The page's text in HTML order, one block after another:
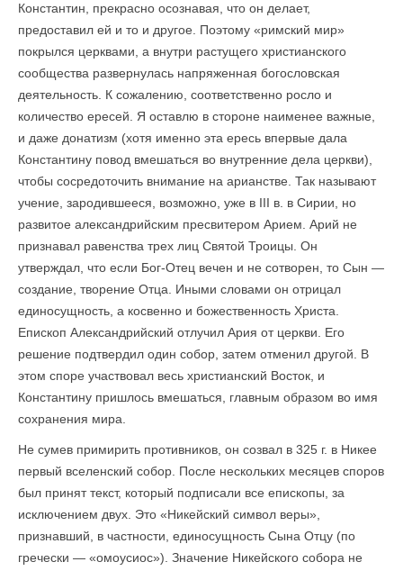
Константин, прекрасно осознавая, что он делает,
предоставил ей и то и другое. Поэтому «римский мир»
покрылся церквами, а внутри растущего христианского
сообщества развернулась напряженная богословская
деятельность. К сожалению, соответственно росло и
количество ересей. Я оставлю в стороне наименее важные,
и даже донатизм (хотя именно эта ересь впервые дала
Константину повод вмешаться во внутренние дела церкви),
чтобы сосредоточить внимание на арианстве. Так называют
учение, зародившееся, возможно, уже в III в. в Сирии, но
развитое александрийским пресвитером Арием. Арий не
признавал равенства трех лиц Святой Троицы. Он
утверждал, что если Бог-Отец вечен и не сотворен, то Сын —
создание, творение Отца. Иными словами он отрицал
единосущность, а косвенно и божественность Христа.
Епископ Александрийский отлучил Ария от церкви. Его
решение подтвердил один собор, затем отменил другой. В
этом споре участвовал весь христианский Восток, и
Константину пришлось вмешаться, главным образом во имя
сохранения мира.
Не сумев примирить противников, он созвал в 325 г. в Никее
первый вселенский собор. После нескольких месяцев споров
был принят текст, который подписали все епископы, за
исключением двух. Это «Никейский символ веры»,
признавший, в частности, единосущность Сына Отцу (по
гречески — «омоусиос»). Значение Никейского собора не